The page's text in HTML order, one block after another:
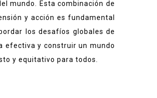
mundo. Esta combinación de
y acción es fundamental
los desafíos globales de
efectiva y construir un mundo
y equitativo para todos.